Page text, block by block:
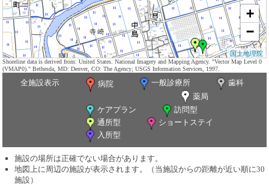
+
−
国土地理院
Shoreline data is derived from: United States. National Imagery and Mapping Agency. "Vector Map Level 0
(VMAP0)." Bethesda, MD: Denver, CO: The Agency; USGS Information Services, 1997.
全施設表示 病院 一般診療所
歯科
薬局
ケアプラン
訪問型
通所型
ショートステイ
入所型
施設の場所は正確でない場合があります。
地図上に周辺の施設が表示されます。（当施設からの距離が近い順に30
施設）